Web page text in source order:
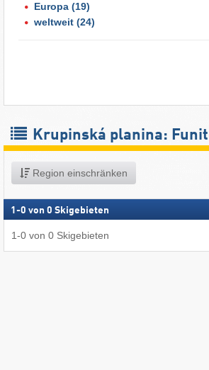
Europa (19)
weltweit (24)
Krupinská planina:
Region einschränken
1 -0 von 0 Skigebieten
1-0 von 0 Skigebieten